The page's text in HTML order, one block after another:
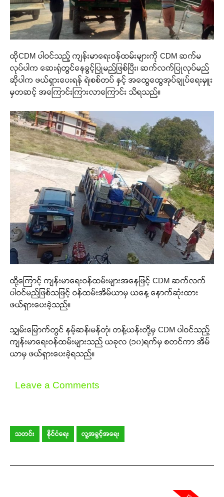
ထိုCDM ပါဝင်သည့် ကျန်းမာရေးဝန်ထမ်းများကို CDM ဆက်မ
လုပ်ပါက ဆေးရုံတွင်နေခွင့်ပြုမည်ဖြစ်ပြီး၊ ဆက်လက်ပြုလုပ်မည်
ဆိုပါက ဖယ်ရှားပေးရန် ရဲ၊စစ်တပ် နှင့် အထွေထွေအုပ်ချုပ်ရေးမှူး
မှတဆင့် အကြောင်းကြားလာကြောင်း သိရသည်။
ထို့ကြောင့် ကျန်းမာရေးဝန်ထမ်းများအနေဖြင့် CDM ဆက်လက်
ပါဝင်မည်ဖြစ်သဖြင့် ဝန်ထမ်းအိမ်ယာမှ ယနေ့ နောက်ဆုံးထား
ဖယ်ရှားပေးခဲ့သည်။
သျှမ်းမြောက်တွင် နမ့်ဆန်၊မန်တုံ၊ တန့်ယန်းတို့မှ CDM ပါဝင်သည့်
ကျန်းမာရေးဝန်ထမ်းများသည် ယခုလ (၁၀)ရက်မှ စတင်ကာ အိမ်
ယာမှ ဖယ်ရှားပေးခဲ့ရသည်။
Leave a Comments
သတင်း နိုင်ငံရေး လူ့အခွင့်အရေး